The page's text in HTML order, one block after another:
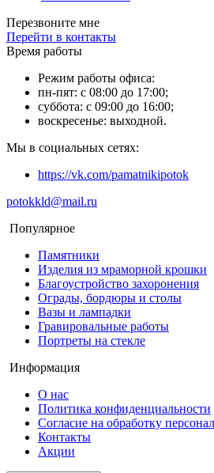
Перезвоните мне
Перейти в контакты
Время работы
Режим работы офиса:
пн-пят: с 08:00 до 17:00;
суббота: с 09:00 до 16:00;
воскресенье: выходной.
Мы в социальных сетях:
https://vk.com/pamatnikipotok
potokkld@mail.ru
Популярное
Памятники
Изделия из мраморной крошки
Благоустройство захоронения
Ограды, бордюры и столы
Вазы и лампадки
Гравировальные работы
Портреты на стекле
Информация
О нас
Политика конфиденциальности
Согласие на обработку
Контакты
Акции